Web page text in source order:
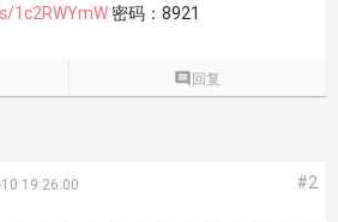
1c2RWYmW密码：8921
 回复
19:26:00 #2